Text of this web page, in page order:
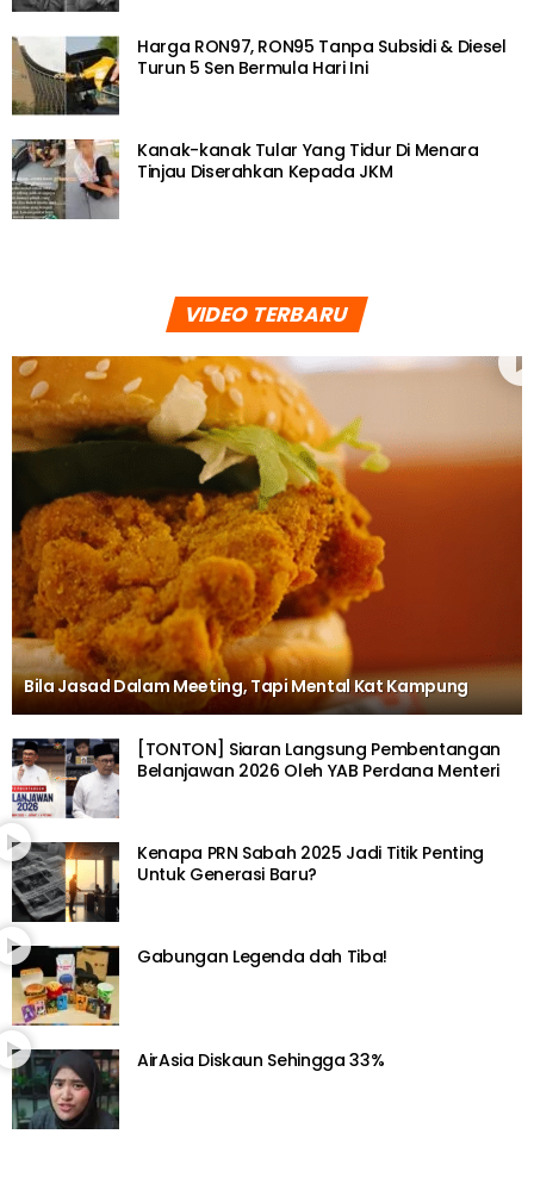
Harga RON97, RON95 Tanpa Subsidi & Diesel
Turun 5 Sen Bermula Hari Ini
Kanak-kanak Tular Yang Tidur Di Menara
Tinjau Diserahkan Kepada JKM
VIDEO TERBARU
Bila Jasad Dalam Meeting, Tapi Mental Kat Kampung
[TONTON] Siaran Langsung Pembentangan
Belanjawan 2026 Oleh YAB Perdana Menteri
Kenapa PRN Sabah 2025 Jadi Titik Penting
Untuk Generasi Baru?
Gabungan Legenda dah Tiba!
AirAsia Diskaun Sehingga 33%